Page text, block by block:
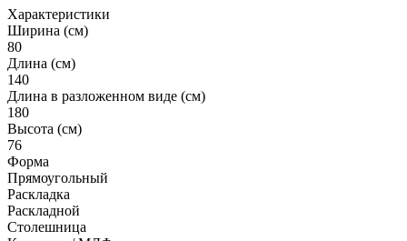
Характеристики
Ширина (см)
80
Длина (см)
140
Длина в разложенном виде (см)
180
Высота (см)
76
Форма
Прямоугольный
Раскладка
Раскладной
Столешница